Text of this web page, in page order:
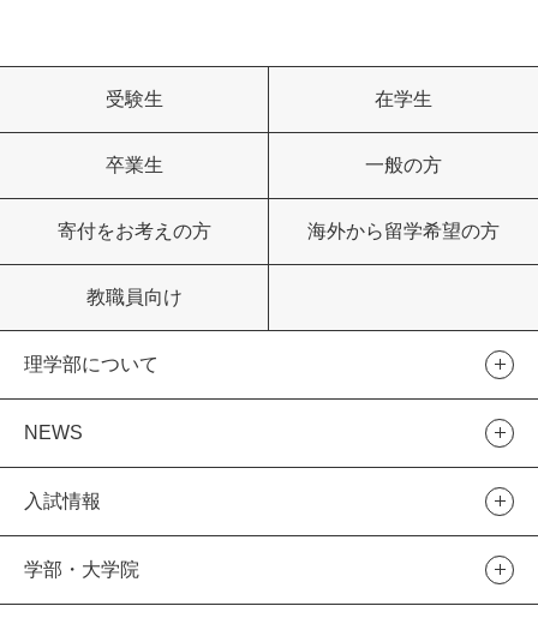
受験生 在学生
卒業生 一般の方
寄付をお考えの方 海外から留学希望の方
教職員向け
理学部について
NEWS
入試情報
学部・大学院